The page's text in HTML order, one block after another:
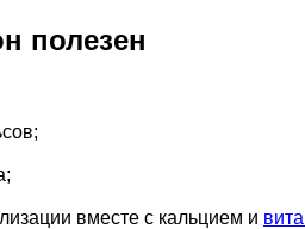
полезен
вместе с кальцием и